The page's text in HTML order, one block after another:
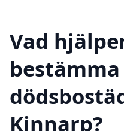
Vad
Kinnarp?